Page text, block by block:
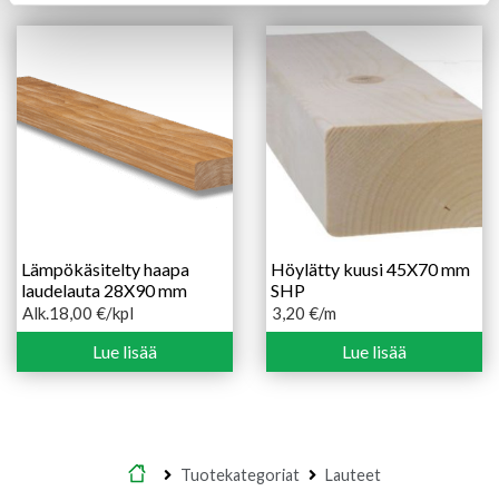
Lämpökäsitelty haapa
laudelauta 28X90 mm
Alk.18,00 €
Hintaluokka:
-
/kpl
Lue lisää
Höylätty kuusi 45X70 mm
SHP
3,20 €/m
Lue lisää
Etusivu
Tuotekategoriat Lauteet